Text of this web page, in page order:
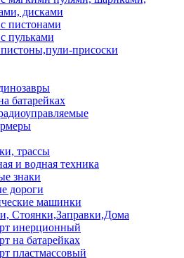
дисками
пистонами
пульками
присоски
батарейках
трассы
и водная техника
знаки
дороги
машинки
Стоянки,Заправки,Дома
инерционный
на батарейках
пластмассовый